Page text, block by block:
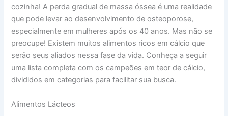
cozinha! A perda gradual de massa óssea é uma realidade
que pode levar ao desenvolvimento de osteoporose,
especialmente em mulheres após os 40 anos. Mas não se
preocupe! Existem muitos alimentos ricos em cálcio que
serão seus aliados nessa fase da vida. Conheça a seguir
uma lista completa com os campeões em teor de cálcio,
divididos em categorias para facilitar sua busca.
Alimentos Lácteos